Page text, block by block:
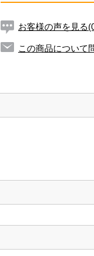
お客様の声を見る
この商品について